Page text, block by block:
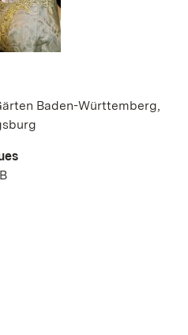
Baden-Württemberg,